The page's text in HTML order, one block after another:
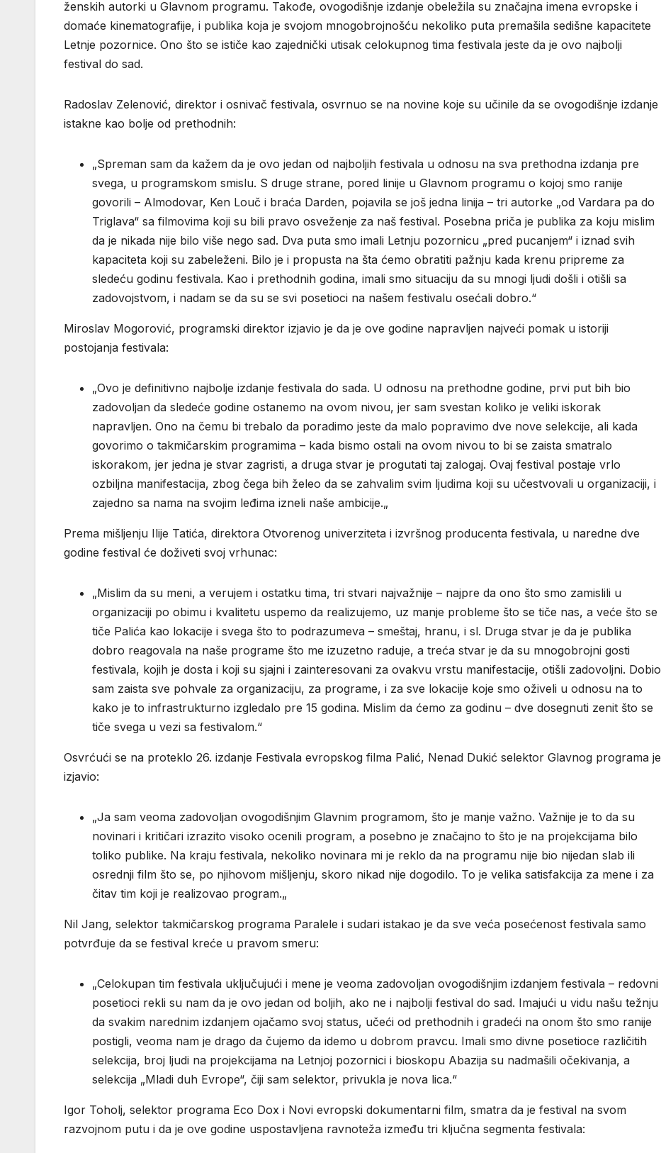
ženskih autorki u Glavnom programu. Takođe, ovogodišnje izdanje obeležila su značajna imena evropske i
domaće kinematografije, i publika koja je svojom mnogobrojnošću nekoliko puta premašila sedišne kapacitete
Letnje pozornice. Ono što se ističe kao zajednički utisak celokupnog tima festivala jeste da je ovo najbolji
festival do sad.
Radoslav Zelenović, direktor i osnivač festivala, osvrnuo se na novine koje su učinile da se ovogodišnje izdanje
istakne kao bolje od prethodnih:
„Spreman sam da kažem da je ovo jedan od najboljih festivala u odnosu na sva prethodna izdanja pre
svega, u programskom smislu. S druge strane, pored linije u Glavnom programu o kojoj smo ranije
govorili – Almodovar, Ken Louč i braća Darden, pojavila se još jedna linija – tri autorke „od Vardara pa do
Triglava“ sa filmovima koji su bili pravo osveženje za naš festival. Posebna priča je publika za koju mislim
da je nikada nije bilo više nego sad. Dva puta smo imali Letnju pozornicu „pred pucanjem“ i iznad svih
kapaciteta koji su zabeleženi. Bilo je i propusta na šta ćemo obratiti pažnju kada krenu pripreme za
sledeću godinu festivala. Kao i prethodnih godina, imali smo situaciju da su mnogi ljudi došli i otišli sa
zadovojstvom, i nadam se da su se svi posetioci na našem festivalu osećali dobro.“
Miroslav Mogorović, programski direktor izjavio je da je ove godine napravljen najveći pomak u istoriji
postojanja festivala:
„Ovo je definitivno najbolje izdanje festivala do sada. U odnosu na prethodne godine, prvi put bih bio
zadovoljan da sledeće godine ostanemo na ovom nivou, jer sam svestan koliko je veliki iskorak
napravljen. Ono na čemu bi trebalo da poradimo jeste da malo popravimo dve nove selekcije, ali kada
govorimo o takmičarskim programima – kada bismo ostali na ovom nivou to bi se zaista smatralo
iskorakom, jer jedna je stvar zagristi, a druga stvar je progutati taj zalogaj. Ovaj festival postaje vrlo
ozbiljna manifestacija, zbog čega bih želeo da se zahvalim svim ljudima koji su učestvovali u organizaciji, i
zajedno sa nama na svojim leđima izneli naše ambicije.„
Prema mišljenju Ilije Tatića, direktora Otvorenog univerziteta i izvršnog producenta festivala, u naredne dve
godine festival će doživeti svoj vrhunac:
„Mislim da su meni, a verujem i ostatku tima, tri stvari najvažnije – najpre da ono što smo zamislili u
organizaciji po obimu i kvalitetu uspemo da realizujemo, uz manje probleme što se tiče nas, a veće što se
tiče Palića kao lokacije i svega što to podrazumeva – smeštaj, hranu, i sl. Druga stvar je da je publika
dobro reagovala na naše programe što me izuzetno raduje, a treća stvar je da su mnogobrojni gosti
festivala, kojih je dosta i koji su sjajni i zainteresovani za ovakvu vrstu manifestacije, otišli zadovoljni. Dobio
sam zaista sve pohvale za organizaciju, za programe, i za sve lokacije koje smo oživeli u odnosu na to
kako je to infrastrukturno izgledalo pre 15 godina. Mislim da ćemo za godinu – dve dosegnuti zenit što se
tiče svega u vezi sa festivalom.“
Osvrćući se na proteklo 26. izdanje Festivala evropskog filma Palić, Nenad Dukić selektor Glavnog programa je
izjavio:
„Ja sam veoma zadovoljan ovogodišnjim Glavnim programom, što je manje važno. Važnije je to da su
novinari i kritičari izrazito visoko ocenili program, a posebno je značajno to što je na projekcijama bilo
toliko publike. Na kraju festivala, nekoliko novinara mi je reklo da na programu nije bio nijedan slab ili
osrednji film što se, po njihovom mišljenju, skoro nikad nije dogodilo. To je velika satisfakcija za mene i za
čitav tim koji je realizovao program.„
Nil Jang, selektor takmičarskog programa Paralele i sudari istakao je da sve veća posećenost festivala samo
potvrđuje da se festival kreće u pravom smeru:
„Celokupan tim festivala uključujući i mene je veoma zadovoljan ovogodišnjim izdanjem festivala – redovni
posetioci rekli su nam da je ovo jedan od boljih, ako ne i najbolji festival do sad. Imajući u vidu našu težnju
da svakim narednim izdanjem ojačamo svoj status, učeći od prethodnih i gradeći na onom što smo ranije
postigli, veoma nam je drago da čujemo da idemo u dobrom pravcu. Imali smo divne posetioce različitih
selekcija, broj ljudi na projekcijama na Letnjoj pozornici i bioskopu Abazija su nadmašili očekivanja, a
selekcija „Mladi duh Evrope“, čiji sam selektor, privukla je nova lica.“
Igor Toholj, selektor programa Eco Dox i Novi evropski dokumentarni film, smatra da je festival na svom
razvojnom putu i da je ove godine uspostavljena ravnoteža između tri ključna segmenta festivala: